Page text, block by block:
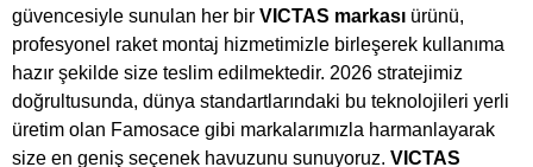
güvencesiyle sunulan her bir VICTAS markası ürünü,
profesyonel raket montaj hizmetimizle birleşerek kullanıma
hazır şekilde size teslim edilmektedir. 2026 stratejimiz
doğrultusunda, dünya standartlarındaki bu teknolojileri yerli
üretim olan Famosace gibi markalarımızla harmanlayarak
size en geniş seçenek havuzunu sunuyoruz. VICTAS